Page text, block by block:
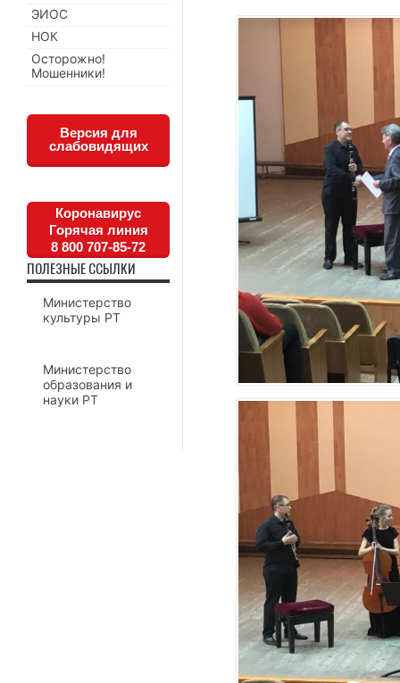
ЭИОС
НОК
Осторожно!
Мошенники!
Версия для
слабовидящих
Коронавирус
Горячая линия
8 800 707-85-72
ПОЛЕЗНЫЕ ССЫЛКИ
Министерство
культуры РТ
Министерство
образования и
науки РТ